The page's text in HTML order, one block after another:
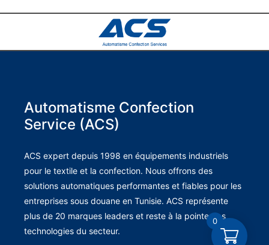
Automatisme Confection
Service (ACS)
ACS expert depuis 1998 en équipements industriels
pour le textile et la confection. Nous offrons des
solutions automatiques performantes et fiables pour les
entreprises sous douane en Tunisie. ACS représente
plus de 20 marques leaders et reste à la pointe des
technologies du secteur.
0